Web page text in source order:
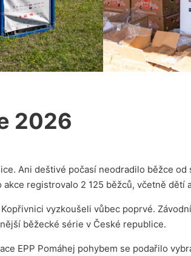
2026
Ani deštivé počasí neodradilo běžce od
registrovalo 2 125 běžců, včetně dětí
vyzkoušeli vůbec poprvé.
běžecké série v České republice.
EPP Pomáhej pohybem se podařilo